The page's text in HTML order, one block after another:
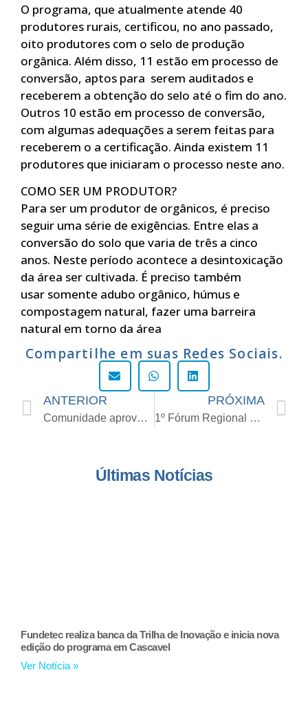
O programa, que atualmente atende 40
produtores rurais, certificou, no ano passado,
oito produtores com o selo de produção
orgânica. Além disso, 11 estão em processo de
conversão, aptos para serem auditados e
receberem a obtenção do selo até o fim do ano.
Outros 10 estão em processo de conversão,
com algumas adequações a serem feitas para
receberem o a certificação. Ainda existem 11
produtores que iniciaram o processo neste ano.
COMO SER UM PRODUTOR?
Para ser um produtor de orgânicos, é preciso
seguir uma série de exigências. Entre elas a
conversão do solo que varia de três a cinco
anos. Neste período acontece a desintoxicação
da área ser cultivada. É preciso também
usar somente adubo orgânico, húmus e
compostagem natural, fazer uma barreira
natural em torno da área
Compartilhe em suas Redes Sociais.
ANTERIOR
Comunidade aproveita serviços do Governo no Território e tem demandas atendidas
PRÓXIMA
1º Fórum Regional de Produção de Alimentos Orgânicos foca em ampliar mercados a produtores
Últimas Notícias
Fundetec realiza banca da Trilha de Inovação e inicia nova
edição do programa em Cascavel
Ver Notícia »